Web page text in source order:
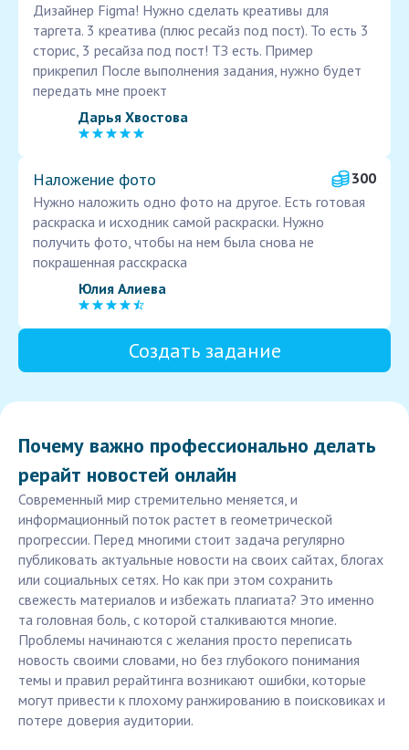
Дизайнер Figma! Нужно сделать креативы для
таргета. 3 креатива (плюс ресайз под пост). То есть 3
сторис, 3 ресайза под пост! ТЗ есть. Пример
прикрепил После выполнения задания, нужно будет
передать мне проект
Дарья Хвостова
Наложение фото
300
Нужно наложить одно фото на другое. Есть готовая
раскраска и исходник самой раскраски. Нужно
получить фото, чтобы на нем была снова не
покрашенная расскраска
Юлия Алиева
Создать задание
Почему важно профессионально делать
рерайт новостей онлайн
Современный мир стремительно меняется, и
информационный поток растет в геометрической
прогрессии. Перед многими стоит задача регулярно
публиковать актуальные новости на своих сайтах, блогах
или социальных сетях. Но как при этом сохранить
свежесть материалов и избежать плагиата? Это именно
та головная боль, с которой сталкиваются многие.
Проблемы начинаются с желания просто переписать
новость своими словами, но без глубокого понимания
темы и правил рерайтинга возникают ошибки, которые
могут привести к плохому ранжированию в поисковиках и
потере доверия аудитории.